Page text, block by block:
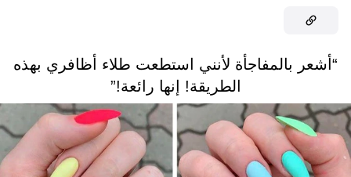
“أشعر بالمفاجأة لأنني استطعت طلاء أظافري بهذه
الطريقة! إنها رائعة!”